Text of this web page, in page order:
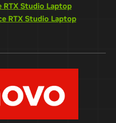
RTX Studio Laptop
RTX Studio Laptop